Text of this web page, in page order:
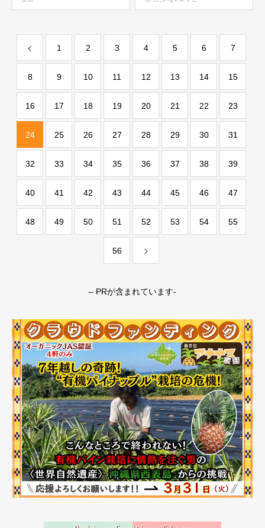
1 2 3 4 5 6 7
8 9 10 11 12 13 14 15
16 17 18 19 20 21 22 23
24 25 26 27 28 29 30 31
32 33 34 35 36 37 38 39
40 41 42 43 44 45 46 47
48 49 50 51 52 53 54 55
56
– PRが含まれています-